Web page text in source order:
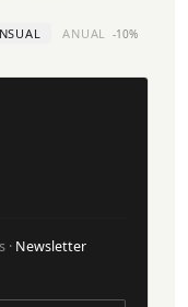
ANUAL -10%
· Newsletter